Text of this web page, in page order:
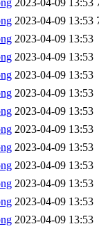
2023-04-09 13:53
2023-04-09 13:53
2023-04-09 13:53
2023-04-09 13:53
2023-04-09 13:53
2023-04-09 13:53
2023-04-09 13:53
2023-04-09 13:53
2023-04-09 13:53
2023-04-09 13:53
2023-04-09 13:53
2023-04-09 13:53
2023-04-09 13:53